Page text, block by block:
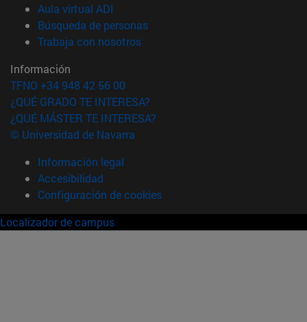
Aula virtual ADI
Búsqueda de personas(abre en nueva ventana)
Trabaja con nosotros(abre en nueva ventana)
Información
TFNO +34 948 42 56 00
¿QUÉ GRADO TE INTERESA?
¿QUÉ MÁSTER TE INTERESA?
© Universidad de Navarra
Información legal
Accesibilidad
Configuración de cookies
Localizador de campus